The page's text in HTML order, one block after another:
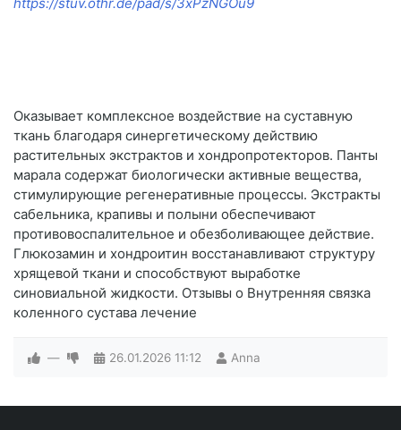
https://stuv.othr.de/pad/s/3xPzNGOu9
Оказывает комплексное воздействие на суставную
ткань благодаря синергетическому действию
растительных экстрактов и хондропротекторов. Панты
марала содержат биологически активные вещества,
стимулирующие регенеративные процессы. Экстракты
сабельника, крапивы и полыни обеспечивают
противовоспалительное и обезболивающее действие.
Глюкозамин и хондроитин восстанавливают структуру
хрящевой ткани и способствуют выработке
синовиальной жидкости. Отзывы о Внутренняя связка
коленного сустава лечение
— 26.01.2026 11:12 Anna